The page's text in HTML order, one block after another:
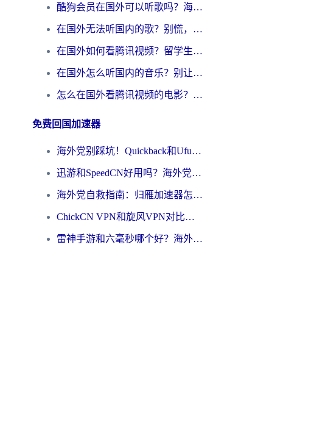
酷狗会员在国外可以听歌吗？海外党亲测有效：3步解决音乐权限难题
在国外无法听国内的歌？别慌，这样操作就能畅听QQ音乐（附亲测加速器推荐）
在国外如何看腾讯视频？留学生亲测有效的回国加速方案
在国外怎么听国内的音乐？别让版权限制断了你的华语歌单
怎么在国外看腾讯视频的电影？海外党亲测有效的回国加速指南
免费回国加速器
海外党别踩坑！Quickback和UfunR好用吗？选对回国加速器才能无缝刷国内资源
迅游和SpeedCN好用吗？海外党如何破解那道看不见的墙
海外党自救指南：归雁加速器怎么样？教你避开坑实现国内资源无缝访问
ChickCN VPN和旋风VPN对比哪个回国效果更好？海外用户的选择困境与出路
雷神手游和六毫秒哪个好？海外党如何真正解锁国内资源